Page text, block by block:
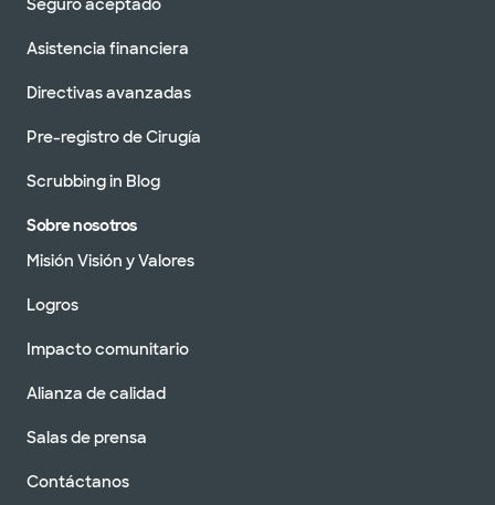
Seguro aceptado
Asistencia financiera
Directivas avanzadas
Pre-registro de Cirugía
Scrubbing in Blog
Sobre nosotros
Misión Visión y Valores
Logros
Impacto comunitario
Alianza de calidad
Salas de prensa
Contáctanos